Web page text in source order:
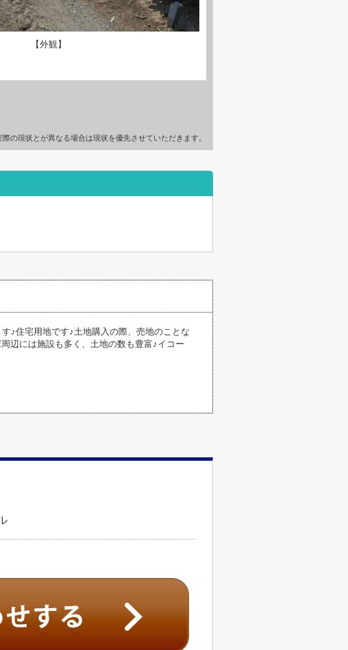
【外観】
の現状とが異なる場合は現状を優先させていただきます。
♪住宅用地です♪土地購入の際、売地のことな
辺には施設も多く、土地の数も豊富♪イコー